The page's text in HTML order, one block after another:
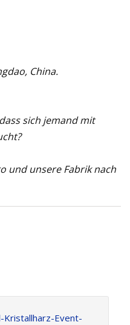
China.
sich jemand mit
und unsere Fabrik nach
Kristallharz-Event-